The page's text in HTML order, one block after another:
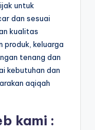
untuk
dan sesuai
kualitas
produk, keluarga
tenang dan
kebutuhan dan
aqiqah
kami :